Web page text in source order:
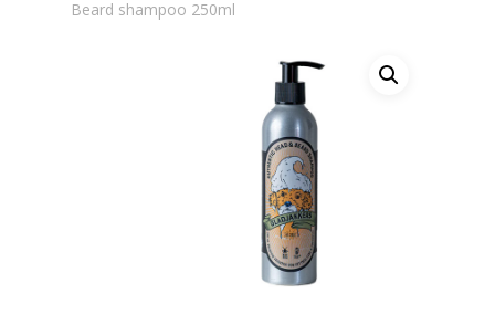
Beard shampoo 250ml